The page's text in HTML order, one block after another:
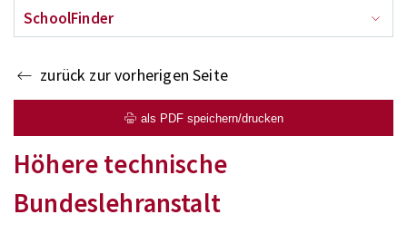
SchoolFinder
zurück zur vorherigen Seite
als PDF speichern/drucken
Höhere technische
Bundeslehranstalt